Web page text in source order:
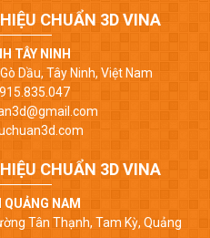
CHUẨN 3D VINA
TÂY NINH
Dầu, Tây Ninh, Việt Nam
CHUẨN 3D VINA
QUẢNG NAM
Tân Thạnh, Tam Kỳ, Quảng